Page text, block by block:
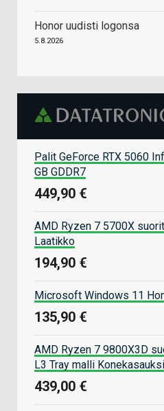
Honor uudisti logonsa
5.8.2026
Palit GeForce RTX 5060
GB GDDR7
449,90 €
AMD Ryzen 7 5700X
Laatikko
194,90 €
Microsoft Windows 11
135,90 €
AMD Ryzen 7 9800X3D
L3 Tray malli
439,00 €